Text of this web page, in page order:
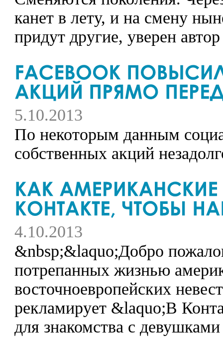
канет в лету, и на смену
придут другие, уверен
5.10.2013
По некоторым данным
собственных акций
4.10.2013
&nbsp;&laquo;Добро
потрепанных жизнью
восточноевропейских
рекламирует &laquo;В
для знакомства с